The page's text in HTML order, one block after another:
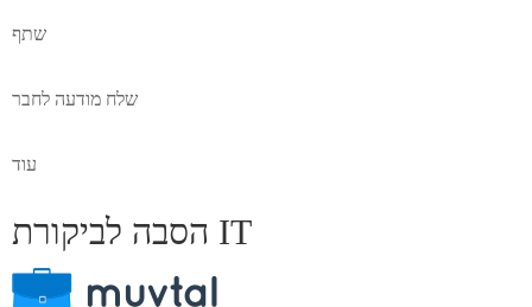
שתף
שלח מודעה לחבר
עוד
הסבה לביקורת IT